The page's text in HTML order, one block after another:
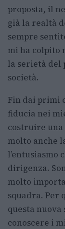
proposta, il
già la realtà
sempre
mi ha colpito
la serietà del
società.
Fin dai primi
fiducia nei
costruire
molto anche
l’entusiasmo
dirigenza.
molto
squadra. Per
questa nuova
conoscere i